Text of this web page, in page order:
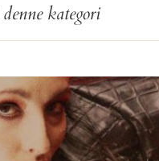
kategori